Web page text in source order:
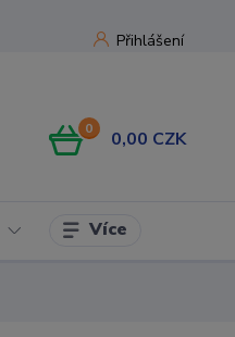
Přihlášení
0 0,00 CZK
Více